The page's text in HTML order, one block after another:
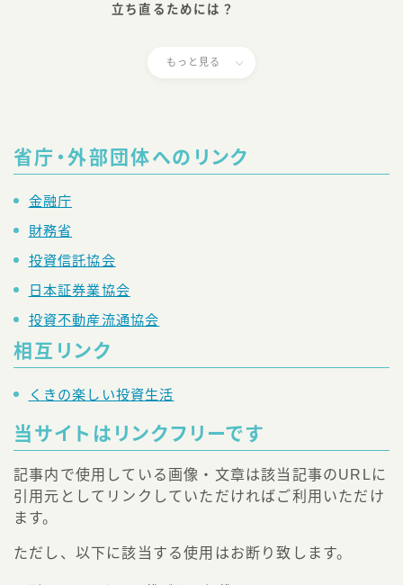
立ち直るためには？
もっと見る
省庁・外部団体へのリンク
金融庁
財務省
投資信託協会
日本証券業協会
投資不動産流通協会
相互リンク
くきの楽しい投資生活
当サイトはリンクフリーです
記事内で使用している画像・文章は該当記事のURLに
引用元としてリンクしていただければご利用いただけ
ます。
ただし、以下に該当する使用はお断り致します。